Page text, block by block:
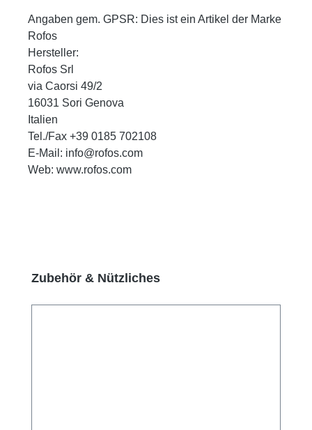
Angaben gem. GPSR: Dies ist ein Artikel der Marke
Rofos
Hersteller:
Rofos Srl
via Caorsi 49/2
16031 Sori Genova
Italien
Tel./Fax +39 0185 702108
E-Mail: info@rofos.com
Web: www.rofos.com
Produktgalerie überspringen
Zubehör & Nützliches